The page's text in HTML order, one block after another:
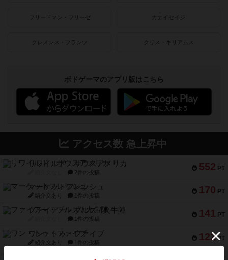
フリードマン・フリーゼ カナイセイジ
クレメンス・フランツ クリス・キリアムス
ボドゲーマのアプリ版はこちら
アクセス数 急上昇中
552 PT
リワイルド：サウスアメリカ
2件の投稿
170 PT
マーケットフレッシュ
紹介文あり 1件の投稿
141 PT
ファイアー・ブルズ / 火牛陣
1件の投稿
122 PT
ワン・トゥ・ファイブ
紹介文あり 1件の投稿